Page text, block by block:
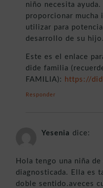
niño necesita
proporcionar mucha
utilizar para
desarrollo de su hijo.
Este es el enlace
dide familia
FAMILIA): https://
Responder
Yesenia dice:
Hola tengo una niña
diagnosticada. Ella es
doble sentido.aveces